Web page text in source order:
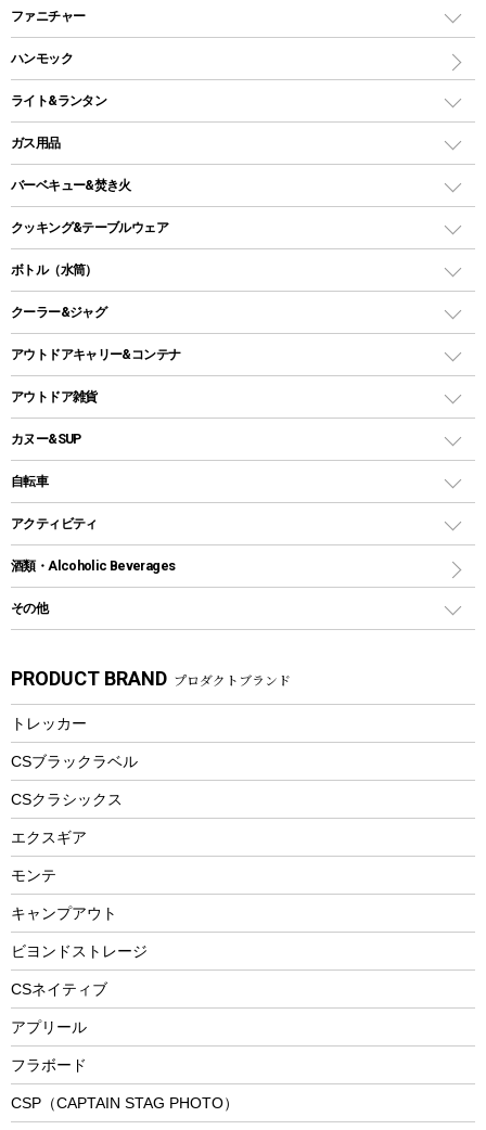
ワンポールテント
シェルターテント
ロッジ型・オリジナルテント
タープ
スクエアタープ（レクタタープ）
メッシュタープ
自立式タープ
パラソル
テントアクセサリー
ペグ
グランドシート
ガイドロープ
ツール
インナーシュラフ
キャンピングベッド・コット
インフレータブルマット
ファニチャー
アウトドアテーブル
レジャーシート
ハンモック
ライト&ランタン
LEDランタン
ガスランタン
オイルランタン
LEDライト
ヘッドライト
キャンドル
ガス用品
ガスバーナー
ガス缶
ガストーチ、ライター
バーベキュー&焚き火
バーベキューコンロ、グリル
焚き火台タイプ（ロースタイル）グリル
卓上タイプグリル
パーティータイプグリル
鉄板、アミ
焚き火台&ストーブ
火起こし
バーベキューツール
クッキング&テーブルウェア
ダッチオーブン
ホットサンドメーカー
クッカーセット
シェラカップ
クッキングツール
ナイフ
カトラリー
マグカップ、カップ
ステンレスボトル
フードボトル
トレー
ランチョンマット
ランチボックス
ボトル（水筒）
ステンレスボトル
コップ付きタイプ
ワンタッチタイプ
プラスチックボトル
ディズニーボトル
クーラー&ジャグ
クーラーボックス
クーラーバッグ
ウォータージャグ
保冷剤
アウトドアキャリー&コンテナ
アウトドアキャリー
アウトドア雑貨
バックパック&バッグ
リュック、バックパック
トートバッグ、サコッシュ
ショッピングキャリー
その他アウトドア雑貨
スプレー関係
ツール、他
カヌー&SUP
インフレータブル
カヤック
パドル
ヘルメット
エアーポンプ
アクセサリー
自転車
折りたたみ自転車
スポーツサイクル
シティサイクル
自転車ウェア
アクティビティ
マリン
ラッシュガード
パラソル
フローティングベスト
ヘルメット
エアーポンプ
ビーチテント
ウィンター
スノーシュー
防寒ウェア
トレッキング
トレッキングアクセサリー
プレイグッズ
酒類・Alcoholic Beverages
その他
湯たんぽ
防災用品
PRODUCT BRAND プロダクトブランド
トレッカー
CSブラックラベル
CSクラシックス
エクスギア
モンテ
キャンプアウト
ビヨンドストレージ
CSネイティブ
アプリール
フラボード
CSP（CAPTAIN STAG PHOTO）